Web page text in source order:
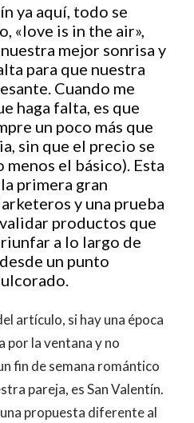
ya aquí, todo se
«love is in the air»,
mejor sonrisa y
para que nuestra
Cuando me
haga falta, es que
un poco más que
sin que el precio se
el básico). Esta
primera gran
y una prueba
productos que
a lo largo de
un punto
artículo, si hay una época
por la ventana y no
fin de semana romántico
pareja, es San Valentín.
propuesta diferente al